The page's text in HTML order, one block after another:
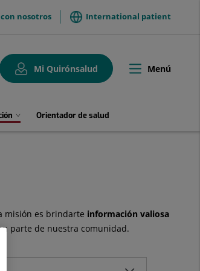
nosotros International patient
Mi Quirónsalud
Toggle
Menú
Orientador de salud
misión es brindarte información valiosa
parte de nuestra comunidad.